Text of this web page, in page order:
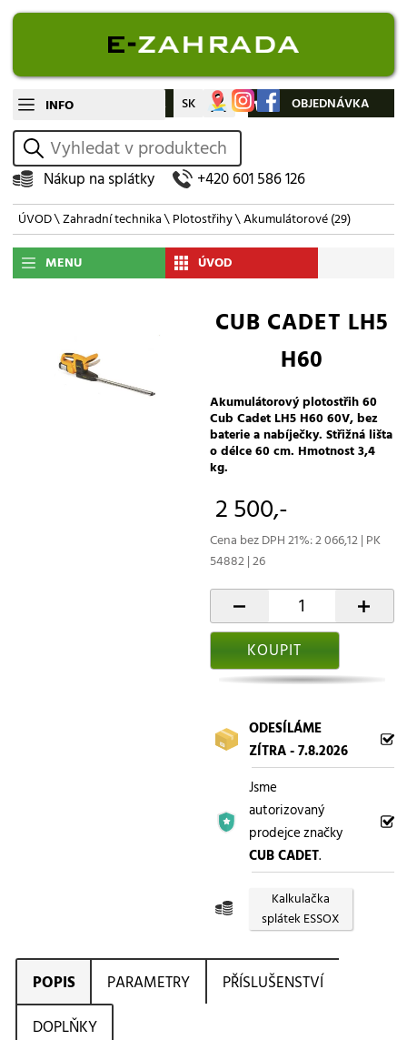
INFO CZ SK Můj účet OBJEDNÁVKA
vyhledat
Nákup na splátky +420 601 586 126
ÚVOD\Zahradní technika\Plotostřihy\Akumulátorové(29)
MENU ÚVOD
CUB CADET LH5
H60
Akumulátorový plotostřih 60
Cub Cadet LH5 H60 60V, bez
baterie a nabíječky. Střižná lišta
o délce 60 cm. Hmotnost 3,4
kg.
2 500,-
Cena bez DPH 21%: 2 066,12 | PK
54882 | 26
- +
KOUPIT
ODESÍLÁME
ZÍTRA - 7.8.2026
Jsme
autorizovaný
prodejce značky
CUB CADET.
Kalkulačka
splátek ESSOX
POPIS PARAMETRY
PŘÍSLUŠENSTVÍ
DOPLŇKY